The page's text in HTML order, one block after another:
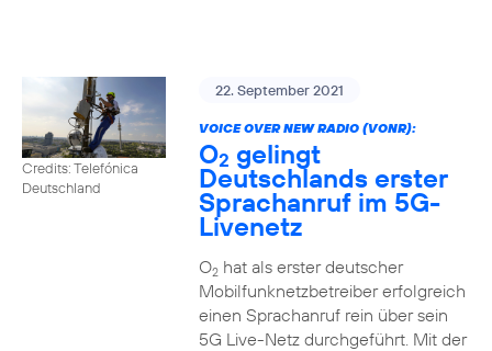
Credits: Telefónica
Deutschland
22. September 2021
VOICE OVER NEW RADIO (VONR):
O2 gelingt
Deutschlands erster
Sprachanruf im 5G-
Livenetz
O2hat als erster deutscher
Mobilfunknetzbetreiber erfolgreich
einen Sprachanruf rein über sein
5G Live-Netz durchgeführt. Mit der